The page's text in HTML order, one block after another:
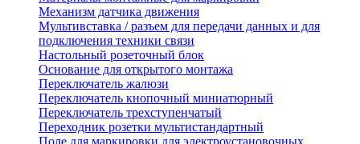
Механизм датчика движения
Мультивставка / разъем для передачи данных и для
подключения техники связи
Настольный розеточный блок
Основание для открытого монтажа
Переключатель жалюзи
Переключатель кнопочный миниатюрный
Переключатель трехступенчатый
Переходник розетки мультистандартный
Поле для маркировки для электроустановочных